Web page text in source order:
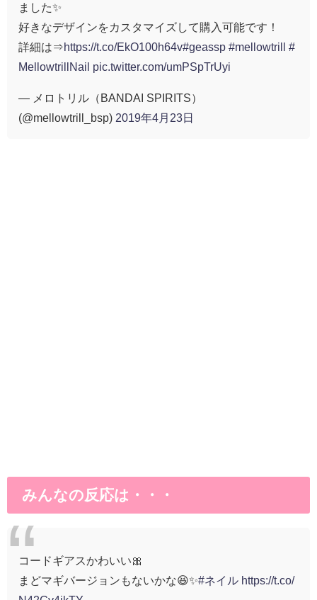
ました✨
好きなデザインをカスタマイズして購入可能です！
詳細は⇒https://t.co/EkO100h64v#geassp #mellowtrill
#
MellowtrillNail
pic.twitter.com/umPSpTrUyi
— メロトリル（BANDAI SPIRITS）
(@mellowtrill_bsp) 2019年4月23日
みんなの反応は・・・
コードギアスかわいい🎀
まどマギバージョンもないかな😆✨#ネイル https://t.co/